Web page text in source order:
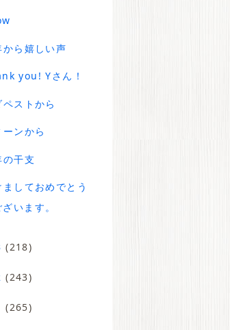
から嬉しい声
you! Yさん！
ペストから
ーンから
の干支
ましておめでとう
ざいます。
(218)
(243)
(265)